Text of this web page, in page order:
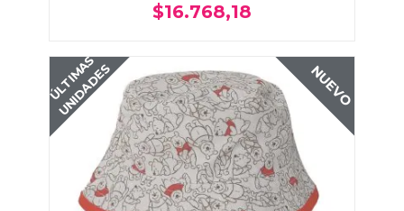
$16.768,18
ÚLTIMAS
UNIDADES NUEVO